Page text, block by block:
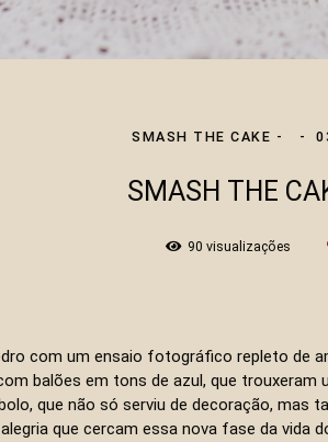
SMASH THE CAKE
SMASH THE
90 visualizações
com um ensaio fotográfico repleto de
balões em tons de azul, que trouxeram
que não só serviu de decoração,
que cercam essa nova fase da vida